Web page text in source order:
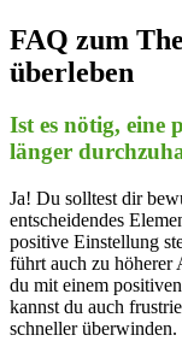
FAQ zum
überleben
Ist es nötig, eine
länger
Ja! Du solltest dir
entscheidendes
positive Einstellung
führt auch zu höherer
du mit einem
kannst du auch
schneller überwinden.